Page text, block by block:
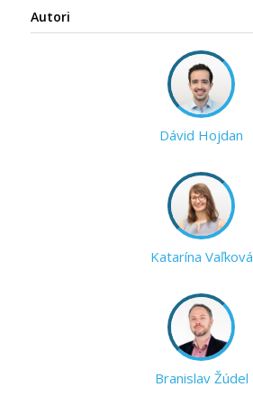
Autori
Dávid Hojdan
Katarína Vaľková
Branislav Žúdel